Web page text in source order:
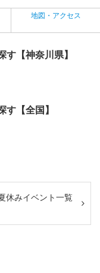
地図・アクセス
【神奈川県】
【全国】
休みイベント一覧